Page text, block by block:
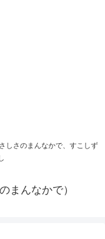
しさのまんなかで、すこしず
まんなかで）